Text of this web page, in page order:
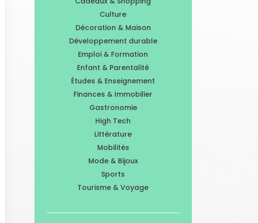
Culture
Décoration & Maison
Développement durable
Emploi & Formation
Enfant & Parentalité
Études & Enseignement
Finances & Immobilier
Gastronomie
High Tech
Littérature
Mobilités
Mode & Bijoux
Sports
Tourisme & Voyage